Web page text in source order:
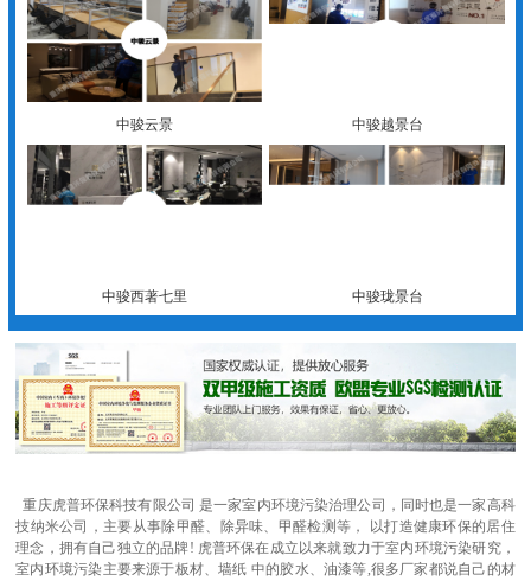
中骏云景 中骏越景台
中骏西著七里 中骏珑景台
重庆虎普环保科技有限公司 是一家室内环境污染治理公司，同时也是一家高科
技纳米公司，主要从事除甲醛、除异味、甲醛检测等， 以打造健康环保的居住
理念，拥有自己独立的品牌! 虎普环保在成立以来就致力于室内环境污染研究，
室内环境污染主要来源于板材、墙纸 中的胶水、油漆等,很多厂家都说自己的材